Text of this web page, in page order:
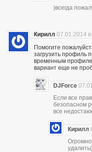
)всегда
Кирилл 07.01.2014
Помогите
загрузить профиль
временным
вариант еще не
DJForce
Если все
безопасном
все
Кирилл